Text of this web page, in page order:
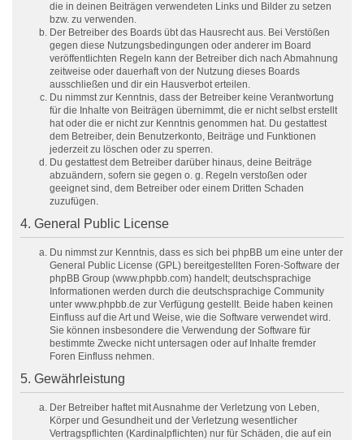
die in deinen Beiträgen verwendeten Links und Bilder zu setzen
bzw. zu verwenden.
Der Betreiber des Boards übt das Hausrecht aus. Bei Verstößen
gegen diese Nutzungsbedingungen oder anderer im Board
veröffentlichten Regeln kann der Betreiber dich nach Abmahnung
zeitweise oder dauerhaft von der Nutzung dieses Boards
ausschließen und dir ein Hausverbot erteilen.
Du nimmst zur Kenntnis, dass der Betreiber keine Verantwortung
für die Inhalte von Beiträgen übernimmt, die er nicht selbst erstellt
hat oder die er nicht zur Kenntnis genommen hat. Du gestattest
dem Betreiber, dein Benutzerkonto, Beiträge und Funktionen
jederzeit zu löschen oder zu sperren.
Du gestattest dem Betreiber darüber hinaus, deine Beiträge
abzuändern, sofern sie gegen o. g. Regeln verstoßen oder
geeignet sind, dem Betreiber oder einem Dritten Schaden
zuzufügen.
4. General Public License
Du nimmst zur Kenntnis, dass es sich bei phpBB um eine unter der
General Public License (GPL) bereitgestellten Foren-Software der
phpBB Group (www.phpbb.com) handelt; deutschsprachige
Informationen werden durch die deutschsprachige Community
unter www.phpbb.de zur Verfügung gestellt. Beide haben keinen
Einfluss auf die Art und Weise, wie die Software verwendet wird.
Sie können insbesondere die Verwendung der Software für
bestimmte Zwecke nicht untersagen oder auf Inhalte fremder
Foren Einfluss nehmen.
5. Gewährleistung
Der Betreiber haftet mit Ausnahme der Verletzung von Leben,
Körper und Gesundheit und der Verletzung wesentlicher
Vertragspflichten (Kardinalpflichten) nur für Schäden, die auf ein